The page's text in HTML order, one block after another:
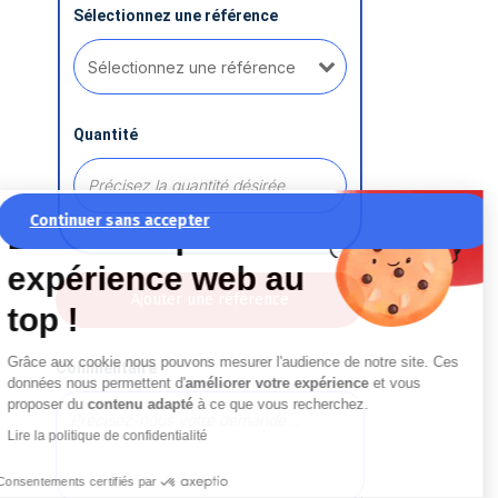
Continuer sans accepter
La recette pour une
expérience web au
top !
Grâce aux cookie nous pouvons mesurer l'audience de notre site. Ces
données nous permettent d'améliorer votre expérienceet vous
proposer ducontenu adapté à ce que vous recherchez.
Lire la politique de confidentialité
Consentements certifiés par
Sélectionnez une référence
Quantité
Commentaire